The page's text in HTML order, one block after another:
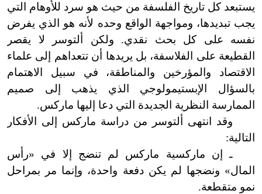
يستبعد كل تاريخ الفلسفة من حيث هو سرد للأوهام التي
يجب تبديدها، ومواجهة الواقع وحده لأنه هو الذي يفرض
نفسه على كل بحث نقدي. ولكن ألتوسر لا يقصر
القطيعة على الفلاسفة، بل يريدها أن تتعداهم إلى علماء
الاقتصاد والمؤرخين والمناطقة، في سبيل الاهتمام
بالسؤال الإبستيمولوجي الذي يذهب إلى صميم
الممارسة النظرية الجديدة التي دعا إليها ماركس.
وقد انتهى ألتوسر من دراسة ماركس إلى الأفكار
التالية:
ـ إن ماركسية ماركس لم تنضج إلا في «رأس
المال» ونضجها لم يكن دفعة واحدة، وإنما مر بمراحل
نمو متقطعة.